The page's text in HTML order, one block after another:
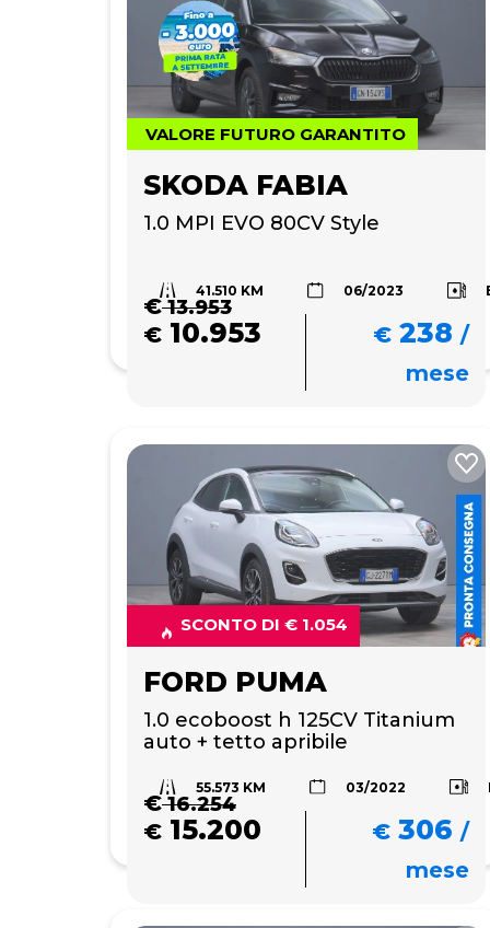
VALORE FUTURO GARANTITO
SKODA FABIA
1.0 MPI EVO 80CV Style
41.510 KM 06/2023
€13.953
€ 10.953 € 238 /
mese
SCONTO DI € 1.054
FORD PUMA
1.0 ecoboost h 125CV Titanium
auto + tetto apribile
55.573 KM 03/2022
€16.254
€ 15.200 € 306 /
mese